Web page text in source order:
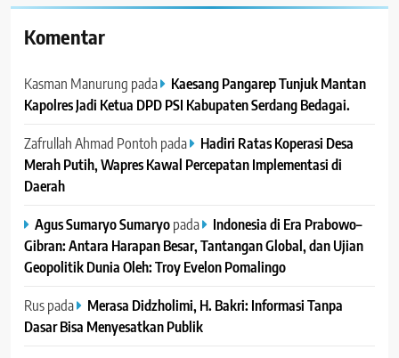
Komentar
Kasman Manurung pada
Kaesang Pangarep Tunjuk Mantan
Kapolres Jadi Ketua DPD PSI Kabupaten Serdang Bedagai. ‎ ‎
Zafrullah Ahmad Pontoh pada
Hadiri Ratas Koperasi Desa
Merah Putih, Wapres Kawal Percepatan Implementasi di
Daerah
Agus Sumaryo Sumaryopada
Indonesia di Era Prabowo–
Gibran: Antara Harapan Besar, Tantangan Global, dan Ujian
Geopolitik Dunia Oleh: Troy Evelon Pomalingo
Ruspada
Merasa Didzholimi, H. Bakri: Informasi Tanpa
Dasar Bisa Menyesatkan Publik